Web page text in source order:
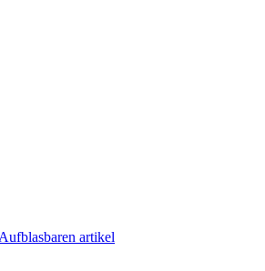
Aufblasbaren artikel